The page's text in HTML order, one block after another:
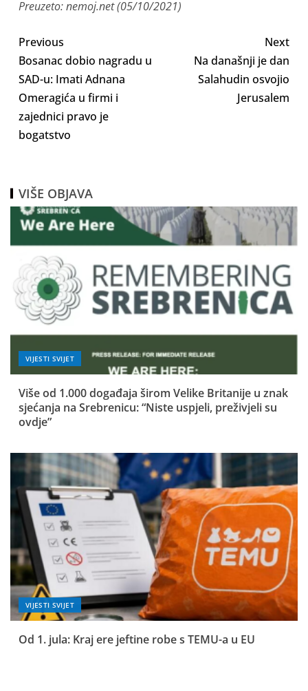
Preuzeto: nemoj.net (05/10/2021)
Previous
Bosanac dobio nagradu u
SAD-u: Imati Adnana
Omeragića u firmi i
zajednici pravo je
bogatstvo
Next
Na današnji je dan
Salahudin osvojio
Jerusalem
VIŠE OBJAVA
VIJESTI SVIJET
Više od 1.000 događaja širom Velike Britanije u znak
sjećanja na Srebrenicu: “Niste uspjeli, preživjeli su
ovdje”
VIJESTI SVIJET
Od 1. jula: Kraj ere jeftine robe s TEMU-a u EU